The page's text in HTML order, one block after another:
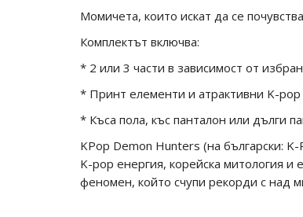
Момичета, които искат да се
Комплектът включва:
* 2 или 3 части в зависимост от
* Принт елементи и атрактивни K-pop
* Къса пола, къс панталон или дълги
KPop Demon Hunters (на български:
K-pop енергия, корейска митология
феномен, който счупи рекорди с над